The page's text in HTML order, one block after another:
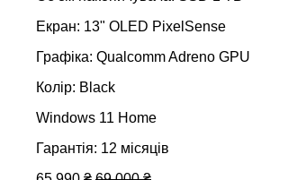
Екран: 13" OLED PixelSense
Графіка: Qualcomm Adreno GPU
Колір: Black
Windows 11 Home
Гарантія: 12 місяців